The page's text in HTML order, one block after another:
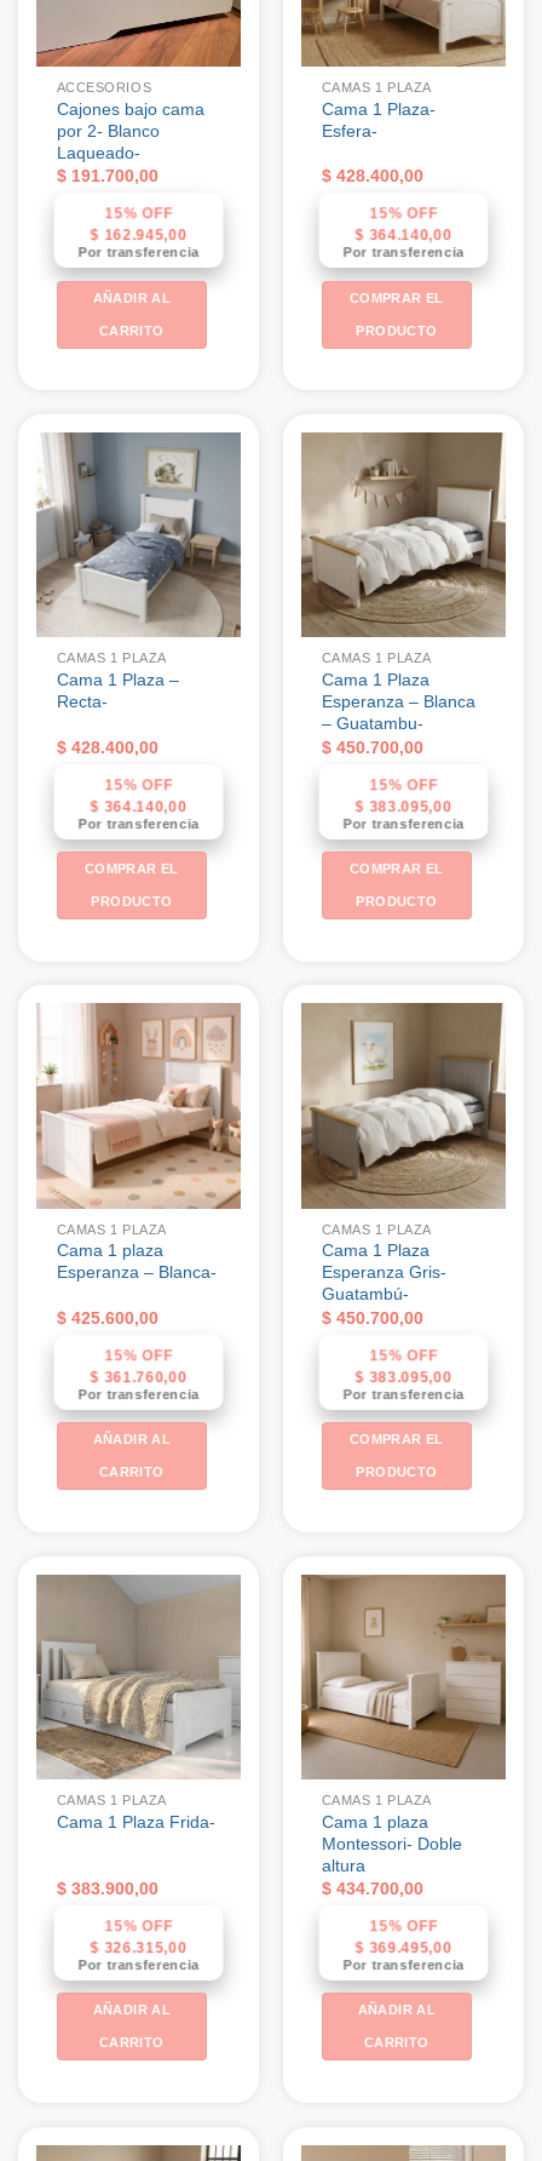
ACCESORIOS
Cajones bajo cama
por 2- Blanco
Laqueado-
$191.700,00
15% OFF
$ 162.945,00
Por transferencia
AÑADIR AL
CARRITO
CAMAS 1 PLAZA
Cama 1 Plaza-
Esfera-
$428.400,00
15% OFF
$ 364.140,00
Por transferencia
COMPRAR EL
PRODUCTO
CAMAS 1 PLAZA
Cama 1 Plaza –
Recta-
$428.400,00
15% OFF
$ 364.140,00
Por transferencia
COMPRAR EL
PRODUCTO
CAMAS 1 PLAZA
Cama 1 Plaza
Esperanza – Blanca
– Guatambu-
$450.700,00
15% OFF
$ 383.095,00
Por transferencia
COMPRAR EL
PRODUCTO
CAMAS 1 PLAZA
Cama 1 plaza
Esperanza – Blanca-
$425.600,00
15% OFF
$ 361.760,00
Por transferencia
AÑADIR AL
CARRITO
CAMAS 1 PLAZA
Cama 1 Plaza
Esperanza Gris-
Guatambú-
$450.700,00
15% OFF
$ 383.095,00
Por transferencia
COMPRAR EL
PRODUCTO
CAMAS 1 PLAZA
Cama 1 Plaza Frida-
$383.900,00
15% OFF
$ 326.315,00
Por transferencia
AÑADIR AL
CARRITO
CAMAS 1 PLAZA
Cama 1 plaza
Montessori- Doble
altura
$434.700,00
15% OFF
$ 369.495,00
Por transferencia
AÑADIR AL
CARRITO